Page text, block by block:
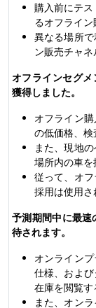
購入前にテ
るオフライン
異なる場所
ン販売チャ
オフラインセグ
獲得しました。
オフライン
の低価格、検
また、現地
場所内の車を
従って、オ
採用は使用さ
予測期間中に最
待されます。
オンライン
仕様、およ
在庫を閲覧す
また、オン